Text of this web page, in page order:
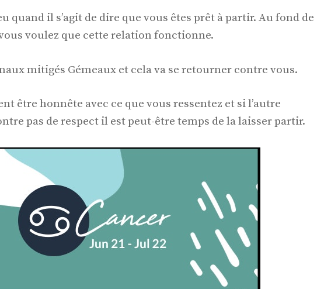
quand il s’agit de dire que vous êtes prêt à partir. Au fond de
voulez que cette relation fonctionne.
mitigés Gémeaux et cela va se retourner contre vous.
être honnête avec ce que vous ressentez et si l’autre
pas de respect il est peut-être temps de la laisser partir.